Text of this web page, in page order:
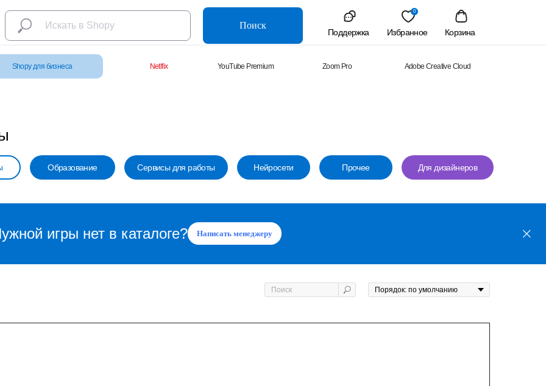
Корзина
Избранное
Поддержка
Поиск
0
Shopy для бизнеса Netlfix YouTube Premium Adobe Creative Cloud
Zoom Pro
Образование Сервисы для работы Нейросети Прочее Для дизайнеров
игры нет в каталоге? Написать менеджеру